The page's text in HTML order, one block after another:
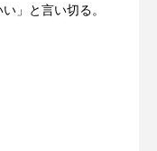
」と言い切る。